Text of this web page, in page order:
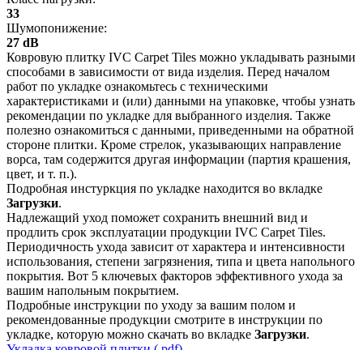
33
Шумопонижение:
27 dB
Ковровую плитку IVC Carpet Tiles можно укладывать разными
способами в зависимости от вида изделия. Перед началом
работ по укладке ознакомьтесь с техническими
характеристиками и (или) данными на упаковке, чтобы узнать
рекомендации по укладке для выбранного изделия. Также
полезно ознакомиться с данными, приведенными на обратной
стороне плитки. Кроме стрелок, указывающих направление
ворса, там содержится другая информации (партия крашения,
цвет, и т. п.).
Подробная инстуркция по укладке находится во вкладке
Загрузки.
Надлежащий уход поможет сохранить внешний вид и
продлить срок эксплуатации продукции IVC Carpet Tiles.
Периодичность ухода зависит от характера и интенсивности
использования, степени загрязнения, типа и цвета напольного
покрытия. Вот 5 ключевых факторов эффективного ухода за
вашим напольным покрытием.
Подробные инструкции по уходу за вашим полом и
рекомендованные продукции смотрите в инструкции по
укладке, которую можно скачать во вкладке Загрузки.